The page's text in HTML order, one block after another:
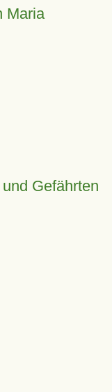
Maria
Gefährten